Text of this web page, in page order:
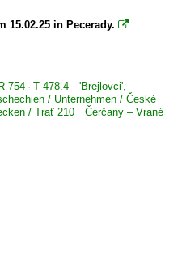
15.02.25 in Pecerady. 
754 · T 478.4 'Brejlovci',
/ Unternehmen / České
/ Trať 210 Čerčany – Vrané